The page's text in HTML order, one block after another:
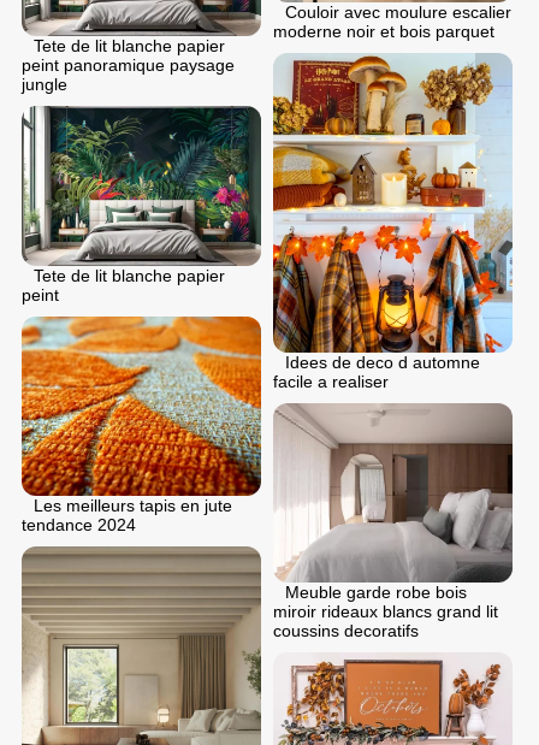
Couloir avec moulure escalier
moderne noir et bois parquet
Tete de lit blanche papier
peint panoramique paysage
jungle
Idees de deco d automne
facile a realiser
Tete de lit blanche papier
peint
Les meilleurs tapis en jute
tendance 2024
Meuble garde robe bois
miroir rideaux blancs grand lit
coussins decoratifs